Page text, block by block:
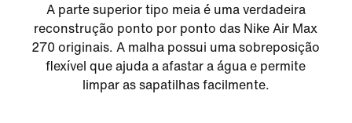
A parte superior tipo meia é uma verdadeira
reconstrução ponto por ponto das Nike Air Max
270 originais. A malha possui uma sobreposição
flexível que ajuda a afastar a água e permite
limpar as sapatilhas facilmente.